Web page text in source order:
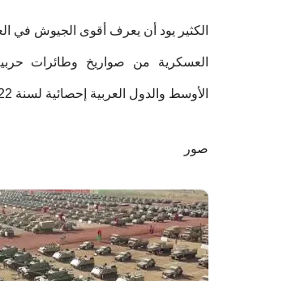
الكثير يود أن يعرف أقوى الجيوش في العالم لعام
العسكرية من صواريخ وطائرات
الأوسط والدول العربية إحصائية لسنة 2022 .
صور